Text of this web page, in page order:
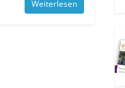
Weiterlesen